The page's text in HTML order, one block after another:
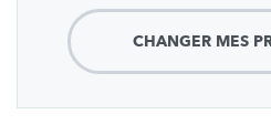
CHANGER MES